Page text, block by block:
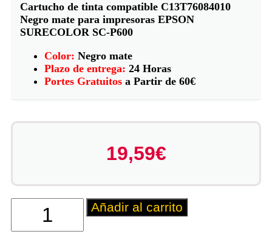
Cartucho de tinta compatible C13T76084010
Negro mate para impresoras EPSON
SURECOLOR SC-P600
Color: Negro mate
Plazo de entrega: 24 Horas
Portes Gratuitos a Partir de 60€
19,59€
Añadir al carrito